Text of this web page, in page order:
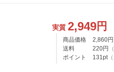
実質 2,949円
商品価格 2,860円
送料
220円 （
ポイント
131pt（